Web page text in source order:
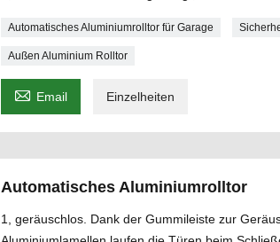
Automatisches Aluminiumrolltor für Garage
Außen Aluminium Rolltor
 Email Einzelheiten
Automatisches Aluminiumrolltor
1, geräuschlos. Dank der Gummileiste zur